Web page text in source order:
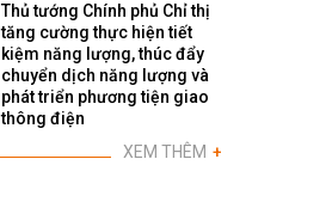
Thủ tướng Chính phủ Chỉ thị
tăng cường thực hiện tiết
kiệm năng lượng, thúc đẩy
chuyển dịch năng lượng và
phát triển phương tiện giao
thông điện
XEM THÊM +